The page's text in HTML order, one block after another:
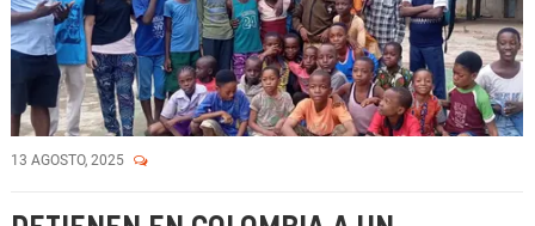
13 AGOSTO, 2025